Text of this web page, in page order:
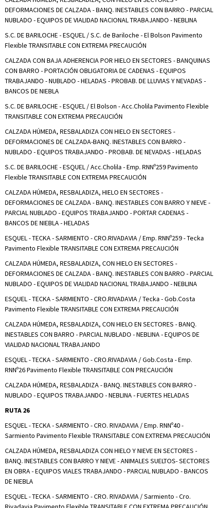
DEFORMACIONES DE CALZADA - BANQ. INESTABLES CON BARRO - PARCIAL
NUBLADO - EQUIPOS DE VIALIDAD NACIONAL TRABAJANDO - NEBLINA
S.C. DE BARILOCHE - ESQUEL / S.C. de Bariloche - El Bolson Pavimento
Flexible TRANSITABLE CON EXTREMA PRECAUCIÓN
CALZADA CON BAJA ADHERENCIA POR HIELO EN SECTORES - BANQUINAS
CON BARRO - PORTACIÓN OBLIGATORIA DE CADENAS - EQUIPOS
TRABAJANDO - NUBLADO - HELADAS - PROBAB. DE LLUVIAS Y NEVADAS -
BANCOS DE NIEBLA
S.C. DE BARILOCHE - ESQUEL / El Bolson - Acc.Cholila Pavimento Flexible
TRANSITABLE CON EXTREMA PRECAUCIÓN
CALZADA HÚMEDA, RESBALADIZA CON HIELO EN SECTORES -
DEFORMACIONES DE CALZADA-BANQ. INESTABLES CON BARRO -
NUBLADO - EQUIPOS TRABAJANDO - PROBAB. DE NEVADAS - HELADAS
S.C. DE BARILOCHE - ESQUEL / Acc.Cholila - Emp. RNNº259 Pavimento
Flexible TRANSITABLE CON EXTREMA PRECAUCIÓN
CALZADA HÚMEDA, RESBALADIZA, HIELO EN SECTORES -
DEFORMACIONES DE CALZADA - BANQ. INESTABLES CON BARRO Y NIEVE -
PARCIAL NUBLADO - EQUIPOS TRABAJANDO - PORTAR CADENAS -
BANCOS DE NIEBLA - HELADAS
ESQUEL - TECKA - SARMIENTO - CRO.RIVADAVIA / Emp. RNNº259 - Tecka
Pavimento Flexible TRANSITABLE CON EXTREMA PRECAUCIÓN
CALZADA HÚMEDA, RESBALADIZA, CON HIELO EN SECTORES -
DEFORMACIONES DE CALZADA - BANQ. INESTABLES CON BARRO - PARCIAL
NUBLADO - EQUIPOS DE VIALIDAD NACIONAL TRABAJANDO - NEBLINA
ESQUEL - TECKA - SARMIENTO - CRO.RIVADAVIA / Tecka - Gob.Costa
Pavimento Flexible TRANSITABLE CON EXTREMA PRECAUCIÓN
CALZADA HÚMEDA, RESBALADIZA, CON HIELO EN SECTORES - BANQ.
INESTABLES CON BARRO - PARCIAL NUBLADO - NEBLINA - EQUIPOS DE
VIALIDAD NACIONAL TRABAJANDO
ESQUEL - TECKA - SARMIENTO - CRO.RIVADAVIA / Gob.Costa - Emp.
RNNº26 Pavimento Flexible TRANSITABLE CON PRECAUCIÓN
CALZADA HÚMEDA, RESBALADIZA - BANQ. INESTABLES CON BARRO -
NUBLADO - EQUIPOS TRABAJANDO - NEBLINA - FUERTES HELADAS
RUTA 26
ESQUEL - TECKA - SARMIENTO - CRO. RIVADAVIA / Emp. RNNº40 -
Sarmiento Pavimento Flexible TRANSITABLE CON EXTREMA PRECAUCIÓN
CALZADA HÚMEDA, RESBALADIZA CON HIELO Y NIEVE EN SECTORES -
BANQ. INESTABLES CON BARRO Y NIEVE - ANIMALES SUELTOS- SECTORES
EN OBRA - EQUIPOS VIALES TRABAJANDO - PARCIAL NUBLADO - BANCOS
DE NIEBLA
ESQUEL - TECKA - SARMIENTO - CRO. RIVADAVIA / Sarmiento - Cro.